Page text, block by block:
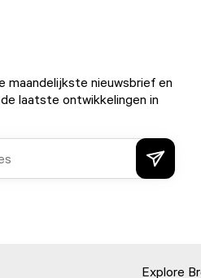
maandelijkste nieuwsbrief en
laatste ontwikkelingen in
Explore